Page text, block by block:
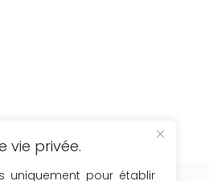
vie privée.
uniquement pour établir
une fois